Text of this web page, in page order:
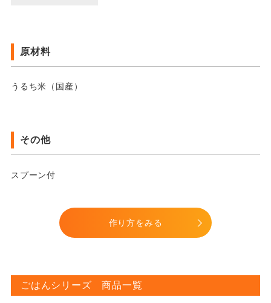
原材料
うるち米（国産）
その他
スプーン付
作り方をみる
ごはんシリーズ 商品一覧